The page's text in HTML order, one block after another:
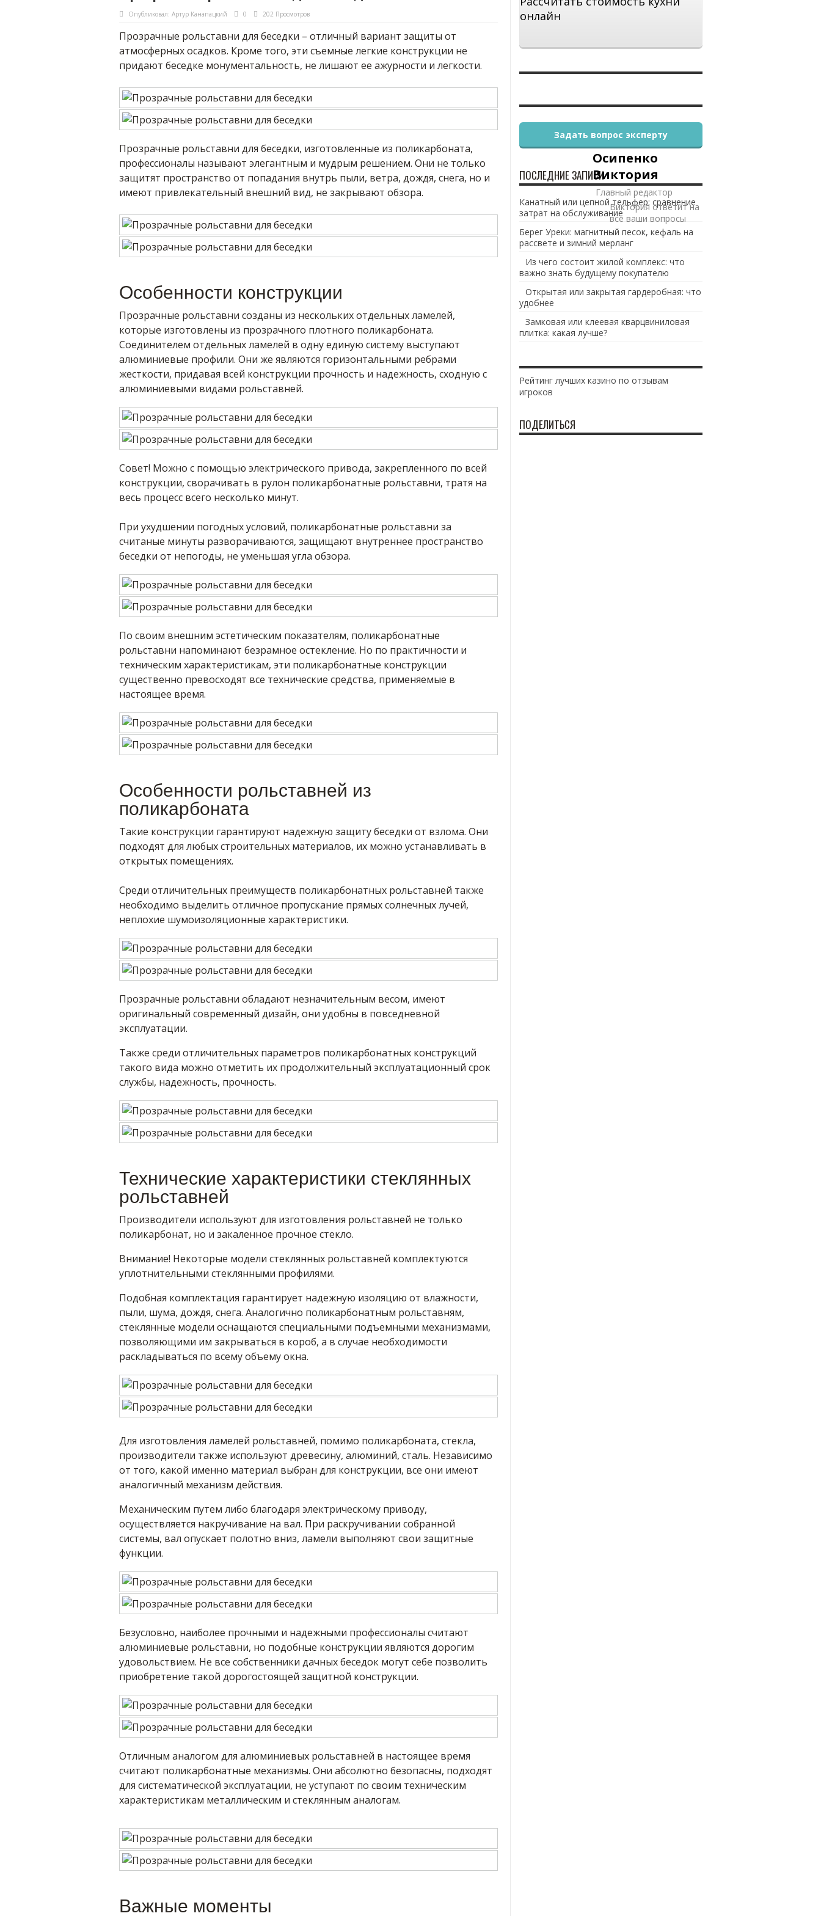
Опубликовал: Артур Канапацкий 0 202 Просмотров
Прозрачные рольставни для беседки – отличный вариант защиты от
атмосферных осадков. Кроме того, эти съемные легкие конструкции не
придают беседке монументальность, не лишают ее ажурности и легкости.
Прозрачные рольставни для беседки, изготовленные из поликарбоната,
профессионалы называют элегантным и мудрым решением. Они не только
защитят пространство от попадания внутрь пыли, ветра, дождя, снега, но и
имеют привлекательный внешний вид, не закрывают обзора.
Особенности конструкции
Прозрачные рольставни созданы из нескольких отдельных ламелей,
которые изготовлены из прозрачного плотного поликарбоната.
Соединителем отдельных ламелей в одну единую систему выступают
алюминиевые профили. Они же являются горизонтальными ребрами
жесткости, придавая всей конструкции прочность и надежность, сходную с
алюминиевыми видами рольставней.
Совет! Можно с помощью электрического привода, закрепленного по всей
конструкции, сворачивать в рулон поликарбонатные рольставни, тратя на
весь процесс всего несколько минут.
При ухудшении погодных условий, поликарбонатные рольставни за
считаные минуты разворачиваются, защищают внутреннее пространство
беседки от непогоды, не уменьшая угла обзора.
По своим внешним эстетическим показателям, поликарбонатные
рольставни напоминают безрамное остекление. Но по практичности и
техническим характеристикам, эти поликарбонатные конструкции
существенно превосходят все технические средства, применяемые в
настоящее время.
Особенности рольставней из
поликарбоната
Такие конструкции гарантируют надежную защиту беседки от взлома. Они
подходят для любых строительных материалов, их можно устанавливать в
открытых помещениях.
Среди отличительных преимуществ поликарбонатных рольставней также
необходимо выделить отличное пропускание прямых солнечных лучей,
неплохие шумоизоляционные характеристики.
Прозрачные рольставни обладают незначительным весом, имеют
оригинальный современный дизайн, они удобны в повседневной
эксплуатации.
Также среди отличительных параметров поликарбонатных конструкций
такого вида можно отметить их продолжительный эксплуатационный срок
службы, надежность, прочность.
Технические характеристики стеклянных
рольставней
Производители используют для изготовления рольставней не только
поликарбонат, но и закаленное прочное стекло.
Внимание! Некоторые модели стеклянных рольставней комплектуются
уплотнительными стеклянными профилями.
Подобная комплектация гарантирует надежную изоляцию от влажности,
пыли, шума, дождя, снега. Аналогично поликарбонатным рольставням,
стеклянные модели оснащаются специальными подъемными механизмами,
позволяющими им закрываться в короб, а в случае необходимости
раскладываться по всему объему окна.
Для изготовления ламелей рольставней, помимо поликарбоната, стекла,
производители также используют древесину, алюминий, сталь. Независимо
от того, какой именно материал выбран для конструкции, все они имеют
аналогичный механизм действия.
Механическим путем либо благодаря электрическому приводу,
осуществляется накручивание на вал. При раскручивании собранной
системы, вал опускает полотно вниз, ламели выполняют свои защитные
функции.
Безусловно, наиболее прочными и надежными профессионалы считают
алюминиевые рольставни, но подобные конструкции являются дорогим
удовольствием. Не все собственники дачных беседок могут себе позволить
приобретение такой дорогостоящей защитной конструкции.
Отличным аналогом для алюминиевых рольставней в настоящее время
считают поликарбонатные механизмы. Они абсолютно безопасны, подходят
для систематической эксплуатации, не уступают по своим техническим
характеристикам металлическим и стеклянным аналогам.
Важные моменты
онлайн
Осипенко
Виктория
Главный редактор
Виктория ответит на
все ваши вопросы
Задать вопрос эксперту
ПОСЛЕДНИЕ ЗАПИСИ
Канатный или цепной тельфер: сравнение
затрат на обслуживание
Берег Уреки: магнитный песок, кефаль на
рассвете и зимний мерланг
Из чего состоит жилой комплекс: что
важно знать будущему покупателю
Открытая или закрытая гардеробная: что
удобнее
Замковая или клеевая кварцвиниловая
плитка: какая лучше?
Рейтинг лучших казино по отзывам
игроков
ПОДЕЛИТЬСЯ